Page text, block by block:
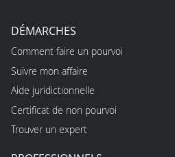
DÉMARCHES
Comment faire un pourvoi
Suivre mon affaire
Aide juridictionnelle
Certificat de non pourvoi
Trouver un expert